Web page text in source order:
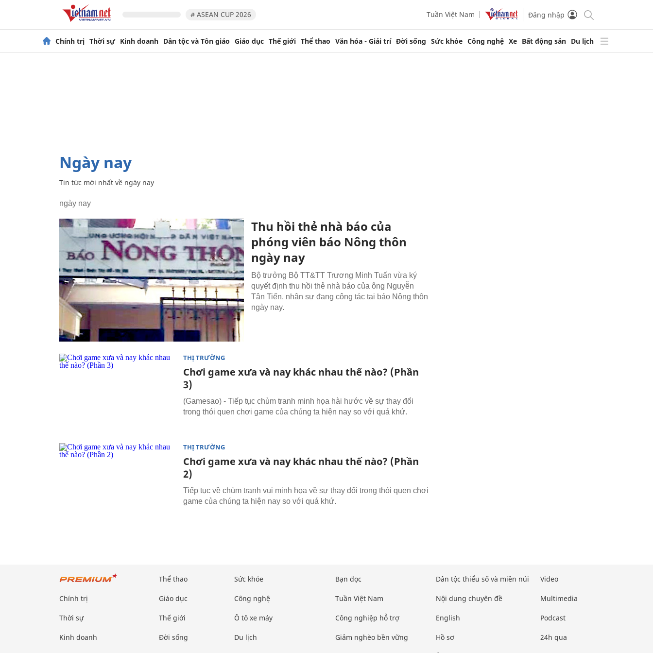
# ASEAN CUP 2026 Tuần Việt Nam Đăng nhập
Chính trị Thời sự Kinh doanh Dân tộc và Tôn giáo Giáo dục Thế giới Thể thao Văn hóa - Giải trí Đời sống Sức khỏe Công nghệ Xe Bất động sản Du lịch
ngày nay
Tin tức mới nhất về ngày nay
ngày nay
Thu hồi thẻ nhà báo của
phóng viên báo Nông thôn
ngày nay
Bộ trưởng Bộ TT&TT Trương Minh Tuấn vừa ký
quyết định thu hồi thẻ nhà báo của ông Nguyễn
Tân Tiến, nhân sự đang công tác tại báo Nông thôn
ngày nay.
THỊ TRƯỜNG
Chơi game xưa và nay khác nhau thế nào? (Phần
3)
(Gamesao) - Tiếp tục chùm tranh minh họa hài hước về sự thay đổi
trong thói quen chơi game của chúng ta hiện nay so với quá khứ.
THỊ TRƯỜNG
Chơi game xưa và nay khác nhau thế nào? (Phần
2)
Tiếp tục về chùm tranh vui minh họa về sự thay đổi trong thói quen chơi
game của chúng ta hiện nay so với quá khứ.
Chính trị
Thời sự
Kinh doanh
Thể thao
Giáo dục
Thế giới
Đời sống
Sức khỏe
Công nghệ
Ô tô xe máy
Du lịch
Bạn đọc
Tuần Việt Nam
Công nghiệp hỗ trợ
Giảm nghèo bền vững
Dân tộc thiểu số và miền núi
Nội dung chuyên đề
English
Hồ sơ
Video
Multimedia
Podcast
24h qua